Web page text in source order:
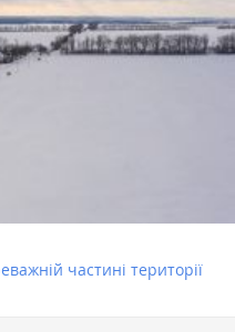
частині території